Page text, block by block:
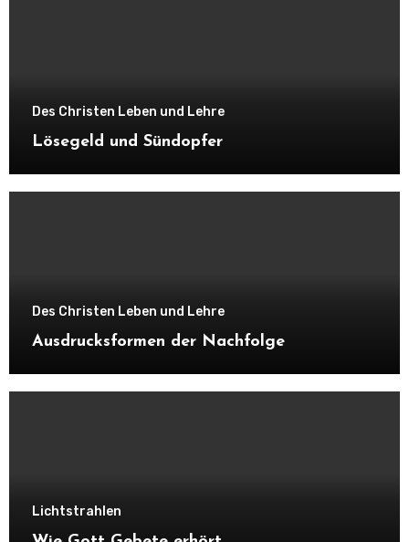
Des Christen Leben und Lehre
Lösegeld und Sündopfer
Des Christen Leben und Lehre
Ausdrucksformen der Nachfolge
Lichtstrahlen